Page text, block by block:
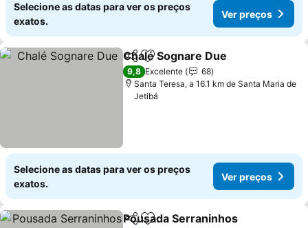
Selecione as datas para ver os preços
exatos.
Ver preços
PartilharAdicionar aos favoritos
Chalé Sognare Due
9,8 Excelente
68
Santa Teresa, a 16.1 km de Santa Maria de
Jetibá
Selecione as datas para ver os preços
exatos.
Ver preços
Partilhar
Pousada Serraninhos